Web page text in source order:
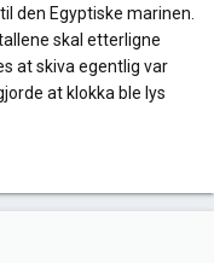
den Egyptiske marinen.
skal etterligne
at skiva egentlig var
at klokka ble lys